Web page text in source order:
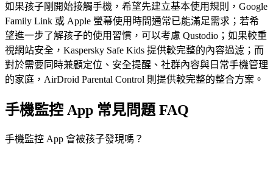
如果孩子剛開始接觸手機，希望先建立基本使用規則，Google
Family Link 或 Apple 螢幕使用時間通常已能滿足需求；若希
望進一步了解孩子的使用習慣，可以考慮 Qustodio；如果較重
視網站安全，Kaspersky Safe Kids 提供較完整的內容過濾；而
對於需要同時兼顧定位、安全提醒、社群內容與日常手機管理
的家庭，AirDroid Parental Control 則提供較完整的整合方案。
手機監控 App 常見問題 FAQ
手機監控 App 會被孩子發現嗎？